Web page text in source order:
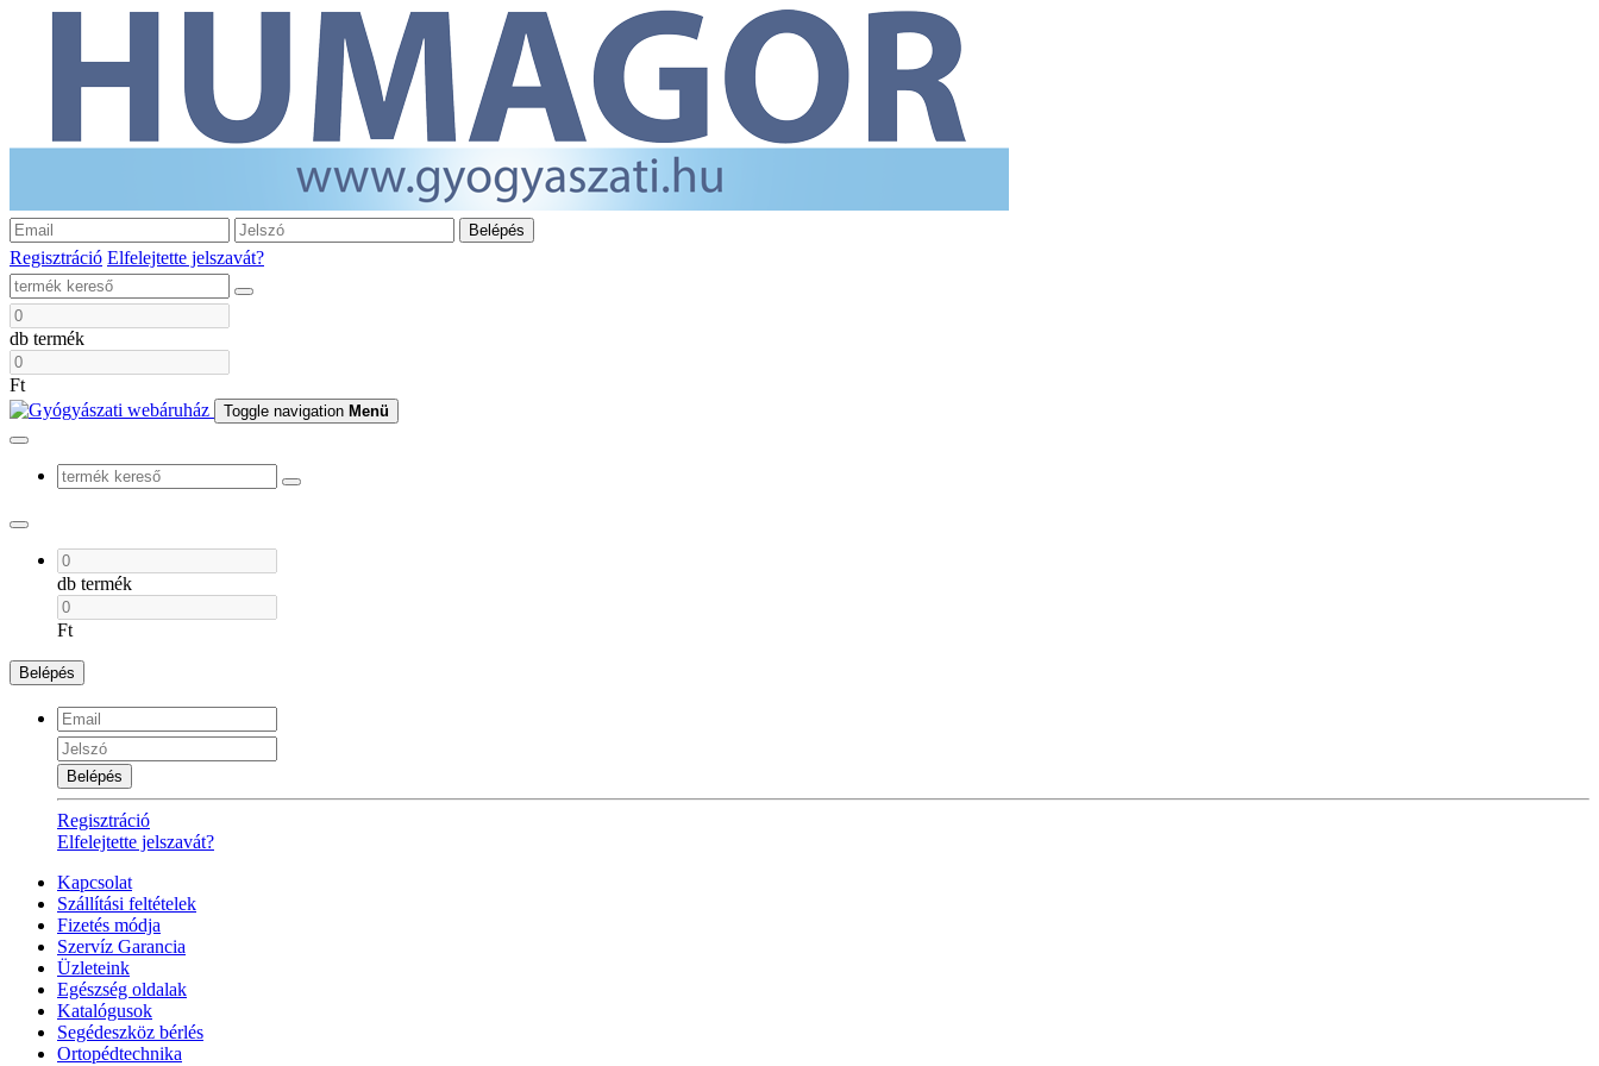
Belépés
Regisztráció Elfelejtette jelszavát?
db termék
Ft
Toggle navigation Menü
db termék
Ft
Belépés
Belépés
Regisztráció
Elfelejtette jelszavát?
Kapcsolat
Szállítási feltételek
Fizetés módja
Szervíz Garancia
Üzleteink
Egészség oldalak
Katalógusok
Segédeszköz bérlés
Ortopédtechnika